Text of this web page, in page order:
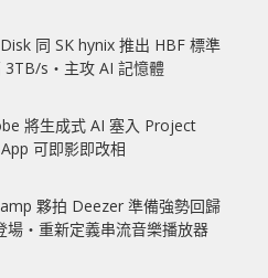
同 SK hynix 推出 HBF 標準
s‧主攻 AI 記憶體
將生成式 AI 塞入 Project
可即影即改相
夥拍 Deezer 準備強勢回歸
場‧重新定義串流音樂播放器